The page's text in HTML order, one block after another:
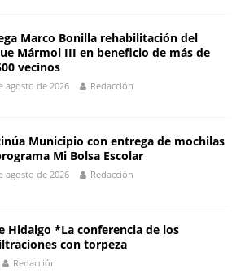
Marco Bonilla rehabilitación del
Mármol III en beneficio de más de
vecinos
agosto de 2026 Redacción
Municipio con entrega de mochilas
Mi Bolsa Escolar
agosto de 2026 Redacción
Hidalgo *La conferencia de los
con torpeza
Redacción